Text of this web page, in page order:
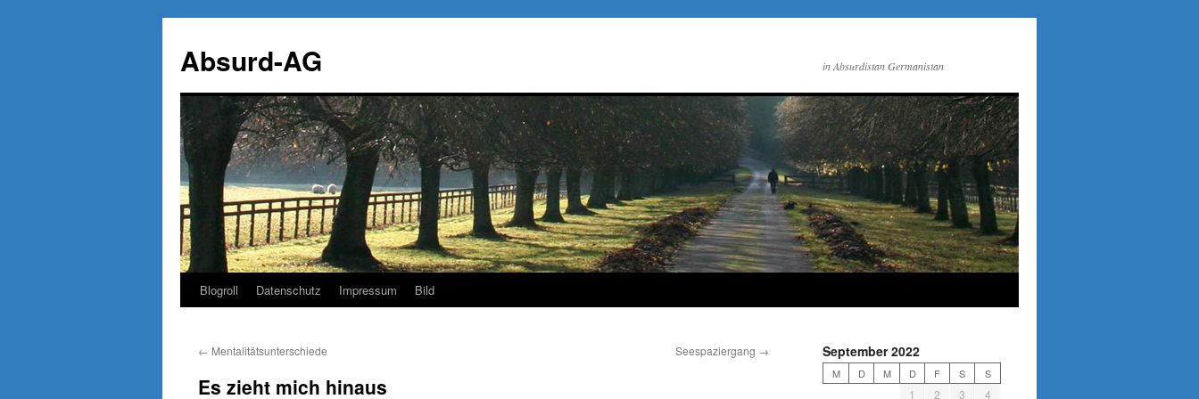
springen
Absurd-AG in Absurdistan Germanistan
Blogroll Datenschutz Impressum Bild
← Mentalitätsunterschiede Seespaziergang →
Es zieht mich hinaus
September 2022
M D M D F S S
1 2 3 4